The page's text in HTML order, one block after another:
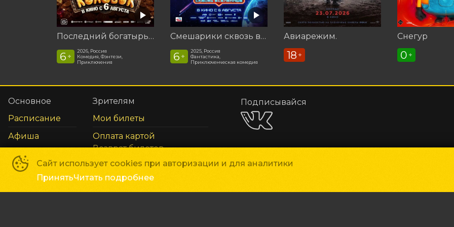
Последний богатырь. Колобок
6 +
2026, Россия
Комедия, Фэнтези,
Приключения
Смешарики сквозь вселенные
6 +
2025, Россия
Фантастика,
Приключенческая комедия
Авиарежим.
18 +
Снегур
0 +
Сайт использует cookies при авторизации и для аналитики
ПринятьЧитать подробнее
Основное
Расписание
Афиша
Зрителям
Мои билеты
Оплата картой
Возврат билетов
Правила и соглашения
Подписывайся